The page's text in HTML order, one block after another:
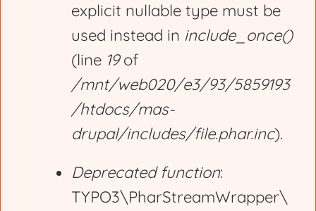
explicit nullable type must be
used instead in include_once()
(line 19of
/mnt/web020/e3/93/5859193
/htdocs/mas-
drupal/includes/file.phar.inc).
Deprecated function:
TYPO3\PharStreamWrapper\